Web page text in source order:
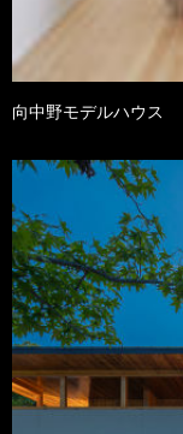
向中野モデルハウス